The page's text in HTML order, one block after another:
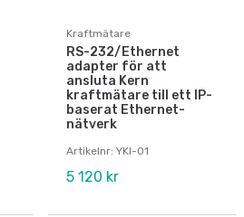
Kraftmätare
RS-232/Ethernet
adapter för att
ansluta Kern
kraftmätare till ett IP-
baserat Ethernet-
nätverk
Artikelnr: YKI-01
5 120 kr